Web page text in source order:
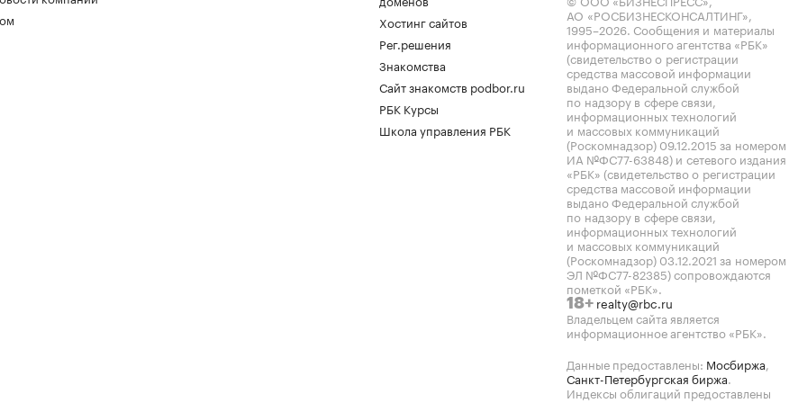
Хостинг сайтов
Рег.решения
Знакомства
Сайт знакомств podbor.ru
РБК Курсы
Школа управления РБК
АО «РОСБИЗНЕСКОНСАЛТИНГ»,
1995–2026. Сообщения и материалы
информационного агентства «РБК»
(свидетельство о регистрации
средства массовой информации
выдано Федеральной службой
по надзору в сфере связи,
информационных технологий
и массовых коммуникаций
(Роскомнадзор) 09.12.2015 за номером
ИА №ФС77-63848) и сетевого издания
«РБК» (свидетельство о регистрации
средства массовой информации
выдано Федеральной службой
по надзору в сфере связи,
информационных технологий
и массовых коммуникаций
(Роскомнадзор) 03.12.2021 за номером
ЭЛ №ФС77-82385) сопровождаются
пометкой «РБК».
18+ realty@rbc.ru
Владельцем сайта является
информационное агентство «РБК».
Данные предоставлены: Мосбиржа,
Санкт-Петербургская биржа.
Индексы облигаций предоставлены